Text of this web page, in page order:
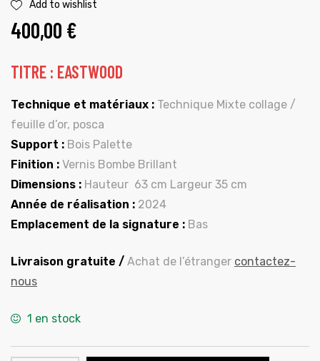
Add to wishlist
400,00 €
TITRE : EASTWOOD
Technique et matériaux : Technique Mixte collage /
feuille d’or, posca
Support : Bois Palette
Finition : Vernis Bombe Brillant
Dimensions : Hauteur 63 cm Largeur 35 cm
Année de réalisation : 2024
Emplacement de la signature : Bas
Livraison gratuite / Achat de l’étranger contactez-
nous
1 en stock